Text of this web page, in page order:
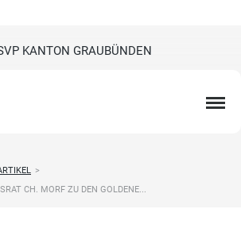
KANTON GRAUBÜNDEN
>
CH. MORF ZU DEN GOLDENE...